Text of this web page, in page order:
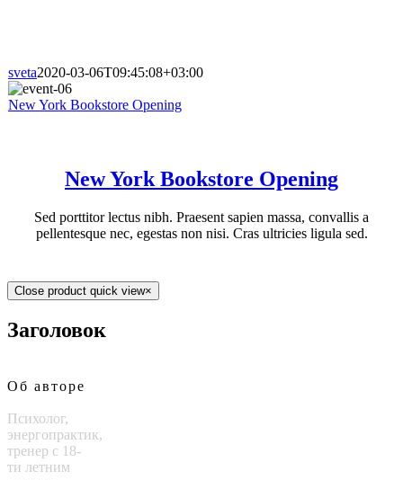
sveta2020-03-06T09:45:08+03:00
New York Bookstore Opening
New York Bookstore Opening
Sed porttitor lectus nibh. Praesent sapien massa, convallis a
pellentesque nec, egestas non nisi. Cras ultricies ligula sed.
Close product quick view×
Заголовок
Об авторе
Психолог,
энергопрактик,
тренер с 18-
ти летним